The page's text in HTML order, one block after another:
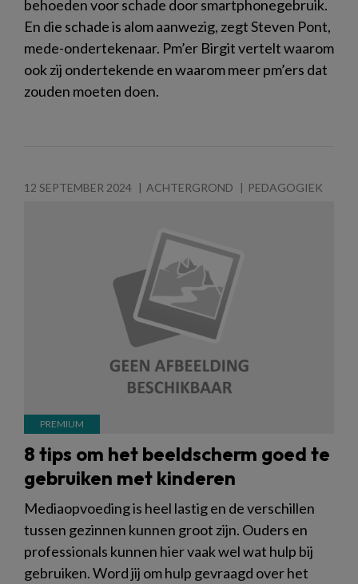
behoeden voor schade door smartphonegebruik.
En die schade is alom aanwezig, zegt Steven Pont,
mede-ondertekenaar. Pm’er Birgit vertelt waarom
ook zij ondertekende en waarom meer pm’ers dat
zouden moeten doen.
12 SEPTEMBER 2024 ACHTERGROND PEDAGOGIEK
8 tips om het beeldscherm goed te
gebruiken met kinderen
Mediaopvoeding is heel lastig en de verschillen
tussen gezinnen kunnen groot zijn. Ouders en
professionals kunnen hier vaak wel wat hulp bij
gebruiken. Word jij om hulp gevraagd over het